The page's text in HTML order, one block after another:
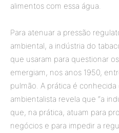
alimentos com essa água.
Para atenuar a pressão
ambiental, a indústria do
que usaram para questionar
emergiam, nos anos 1950,
pulmão. A prática é
ambientalista revela que “a
que, na prática, atuam para
negócios e para impedir a